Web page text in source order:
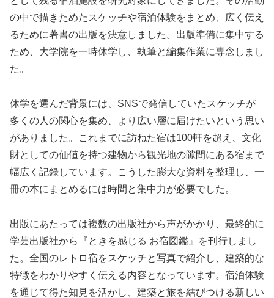
の中で描きためたスケッチや宿泊体験をまとめ、広く伝え
るために著書の出版を決意しました。出版準備に集中する
ため、大学院を一時休学し、執筆と編集作業に専念しまし
た。
休学を選んだ背景には、SNSで発信していたスケッチが
多くの人の関心を集め、より広い層に届けたいという思い
がありました。これまでに訪ねた宿は100軒を超え、文化
財としての価値を持つ建物から観光地の隙間にある宿まで
幅広く記録しています。こうした膨大な資料を整理し、一
冊の本にまとめるには時間と集中力が必要でした。
出版にあたっては複数の出版社から声がかかり、最終的に
学芸出版社から『ときを感じる お宿図鑑』を刊行しまし
た。全国のレトロ宿をスケッチと写真で紹介し、建築的な
特徴をわかりやすく伝える内容となっています。宿泊体験
を通じて得た知見を活かし、建築と旅を結びつける新しい